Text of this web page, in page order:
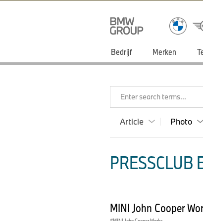
Bedrijf Merken
Enter search terms...
Article Photo
PRESSCLUB
MINI John Cooper